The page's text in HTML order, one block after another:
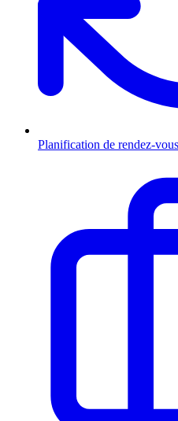
Planification de rendez-vous